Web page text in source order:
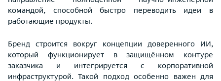
командой, способной быстро переводить идеи в
работающие продукты.
Бренд строится вокруг концепции доверенного ИИ,
который функционирует в защищённом контуре
заказчика и интегрируется с корпоративной
инфраструктурой. Такой подход особенно важен для